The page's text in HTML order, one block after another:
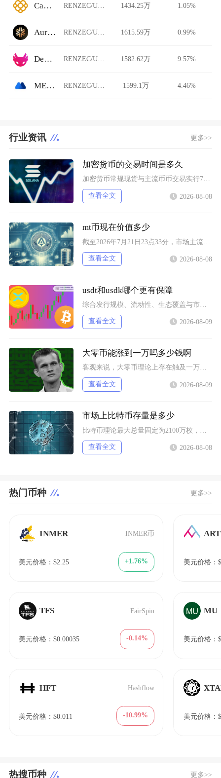
CaviarNine RENZEC/USDT 1434.25万 1.05%
Auriswap RENZEC/USDT 1615.59万 0.99%
Dexalot RENZEC/USDT 1582.62万 9.57%
MEXC Global RENZEC/USDT 1599.1万 4.46%
行业资讯 更多>>
加密货币的交易时间是多久
加密货币常规现货与主流币币交易实行7天24小时全年不间断交易，一年365天无休市、无开盘收
查看全文 2026-08-08
mt币现在价值多少
查看全文 2026-08-08
usdt和usdk哪个更有保障
查看全文 2026-08-09
大零币能涨到一万吗多少钱啊
客观来说，大零币理论上存在触及一万美元的可能性，但短期实现概率极低，当前价位距离目标空间巨
查看全文 2026-08-09
市场上比特币存量是多少
查看全文 2026-08-08
热门币种 更多>>
INMER INMER币
美元价格：$2.25 +1.76%
TFS FairSpin
美元价格：$0.00035 -0.14%
HFT Hashflow
美元价格：$0.011 -10.99%
美元价格：
MU
美元价格：
美元价格：
热搜币种 更多>>